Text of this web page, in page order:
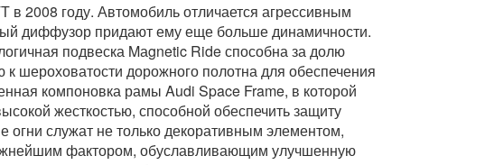
2008 году. Автомобиль отличается агрессивным
диффузор придают ему еще больше динамичности.
подвеска Mаgnetic Ride способна за долю
шероховатости дорожного полотна для обеспечения
компоновка рамы Audi Space Frame, в которой
жесткостью, способной обеспечить защиту
служат не только декоративным элементом,
фактором, обуславливающим улучшенную